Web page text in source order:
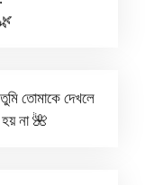
তোমাকে দেখলে
না 🌺